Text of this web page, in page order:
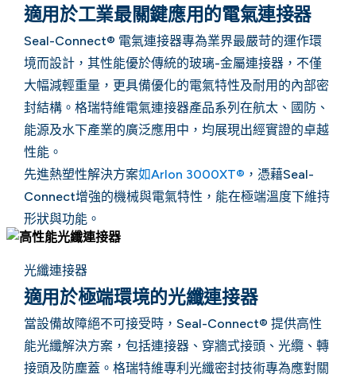
適用於工業最關鍵應用的電氣連接器
Seal-Connect® 電氣連接器專為業界最嚴苛的運作環
境而設計，其性能優於傳統的玻璃-金屬連接器，不僅
大幅減輕重量，更具備優化的電氣特性及耐用的內部密
封結構。格瑞特維電氣連接器產品系列在航太、國防、
能源及水下產業的廣泛應用中，均展現出經實證的卓越
性能。
先進熱塑性解決方案如Arlon 3000XT® ，憑藉Seal-
Connect增強的機械與電氣特性，能在極端溫度下維持
形狀與功能。
光纖連接器
適用於極端環境的光纖連接器
當設備故障絕不可接受時，Seal-Connect® 提供高性
能光纖解決方案，包括連接器、穿牆式接頭、光纜、轉
接頭及防塵蓋。格瑞特維專利光纖密封技術專為應對關